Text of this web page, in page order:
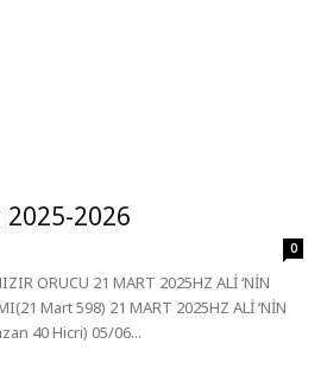
2026
0
ORUCU 21 MART 2025HZ ALİ ‘NİN
Mart 598) 21 MART 2025HZ ALİ ‘NİN
40 Hicri) 05/06...